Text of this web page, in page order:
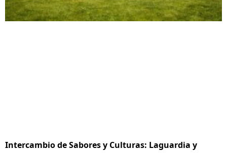
Intercambio de Sabores y Culturas: Laguardia y